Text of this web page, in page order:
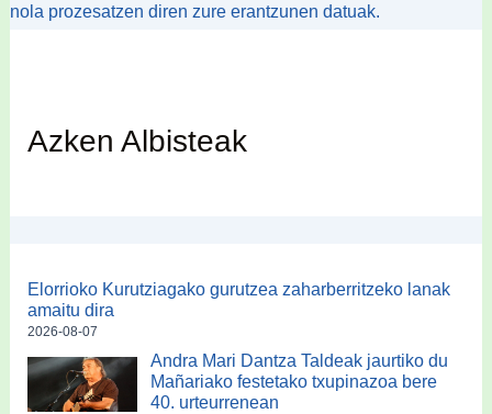
nola prozesatzen diren zure erantzunen datuak.
Azken Albisteak
Elorrioko Kurutziagako gurutzea zaharberritzeko lanak
amaitu dira
2026-08-07
Andra Mari Dantza Taldeak jaurtiko du
Mañariako festetako txupinazoa bere
40. urteurrenean